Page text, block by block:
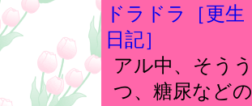
ドラドラ［更生
日記］
アル中、そうう
つ、糖尿などの